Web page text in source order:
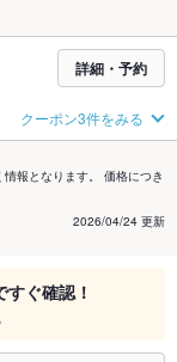
詳細・予約
クーポン3件をみる
報となります。 価格につき
2026/04/24 更新
ぐ確認！